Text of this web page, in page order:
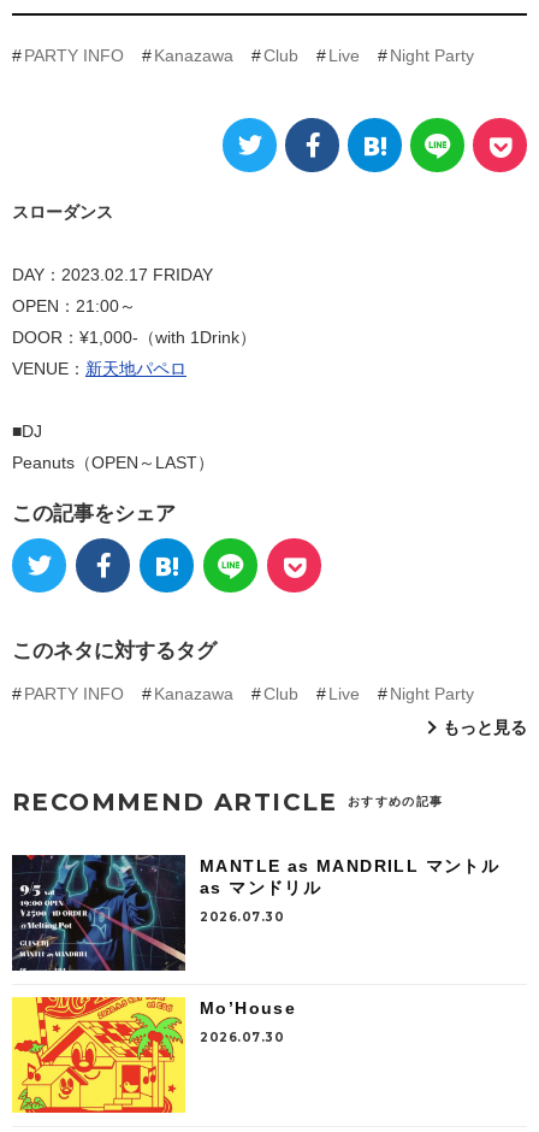
PARTY INFO Kanazawa Club Live Night Party
スローダンス
DAY：2023.02.17 FRIDAY
OPEN：21:00～
DOOR：¥1,000-（with 1Drink）
VENUE： 新天地パペロ
■DJ
Peanuts（OPEN～LAST）
この記事をシェア
このネタに対するタグ
PARTY INFO Kanazawa Club Live
Night Party
もっと見る
RECOMMEND ARTICLE おすすめの記事
MANTLE as MANDRILL マントル
as マンドリル
2026.07.30
Mo’House
2026.07.30